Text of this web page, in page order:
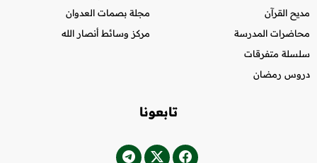
مديح القرآن
محاضرات المدرسة
سلسلة متفرقات
دروس رمضان
مجلة بصمات العدوان
مركز وسائط أنصار الله
تابعونا